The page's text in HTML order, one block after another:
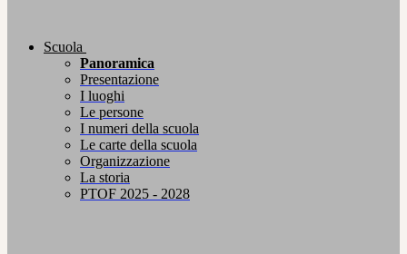
Scuola
Panoramica
Presentazione
I luoghi
Le persone
I numeri della scuola
Le carte della scuola
Organizzazione
La storia
PTOF 2025 - 2028